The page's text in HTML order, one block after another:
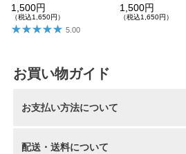
1,500円
（税込1,650円）
5.00
1,500円
（税込1,650円）
お買い物ガイド
お支払い方法について
配送・送料について